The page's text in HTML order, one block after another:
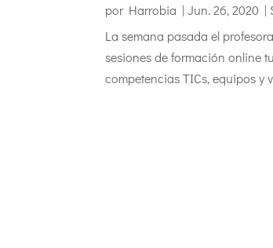
por Harrobia |Jun. 26, 2020 |
La semana pasada el
sesiones de formación online
competencias TICs, equipos y